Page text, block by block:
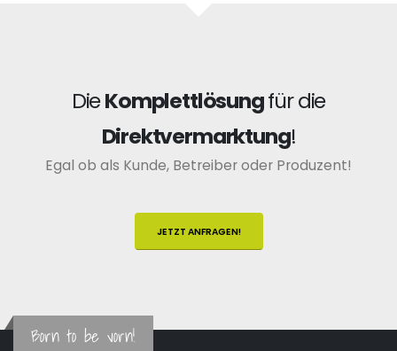
DieKomplettlösungfür die
Direktvermarktung!
Egal ob als Kunde, Betreiber oder Produzent!
JETZT ANFRAGEN!
Born to be vorn!